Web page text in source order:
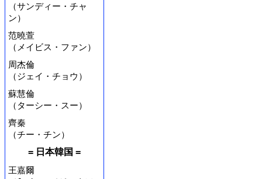
（サンディー・チャ
ン）
范曉萱
（メイビス・ファン）
周杰倫
（ジェイ・チョウ）
蘇慧倫
（ターシー・スー）
齊秦
（チー・チン）
= 日本韓国 =
王嘉爾